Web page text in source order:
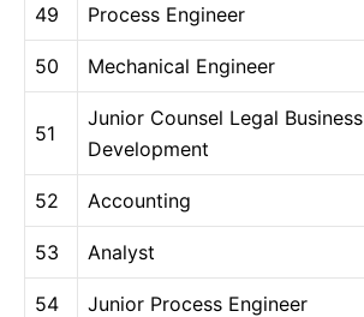
49 Process Engineer
50 Mechanical Engineer
51
Junior Counsel Legal Business
Development
52 Accounting
53 Analyst
54 Junior Process Engineer